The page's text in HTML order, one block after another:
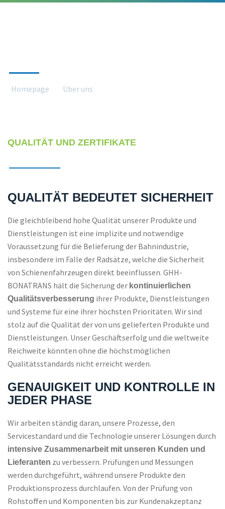
Homepage Über uns
QUALITÄT UND ZERTIFIKATE
QUALITÄT BEDEUTET SICHERHEIT
Die gleichbleibend hohe Qualität unserer Produkte und
Dienstleistungen ist eine implizite und notwendige
Voraussetzung für die Belieferung der Bahnindustrie,
insbesondere im Falle der Radsätze, welche die Sicherheit
von Schienenfahrzeugen direkt beeinflussen. GHH-
BONATRANS hält die Sicherung der kontinuierlichen
Qualitätsverbesserung ihrer Produkte, Dienstleistungen
und Systeme für eine ihrer höchsten Prioritäten. Wir sind
stolz auf die Qualität der von uns gelieferten Produkte und
Dienstleistungen. Unser Geschäftserfolg und die weltweite
Reichweite könnten ohne die höchstmöglichen
Qualitätsstandards nicht erreicht werden.
GENAUIGKEIT UND KONTROLLE IN
JEDER PHASE
Wir arbeiten ständig daran, unsere Prozesse, den
Servicestandard und die Technologie unserer Lösungen durch
intensive Zusammenarbeit mit unseren Kunden und
Lieferanten zu verbessern. Prüfungen und Messungen
werden durchgeführt, während unsere Produkte den
Produktionsprozess durchlaufen. Von der Prüfung von
Rohstoffen und Komponenten bis zur Kundenakzeptanz